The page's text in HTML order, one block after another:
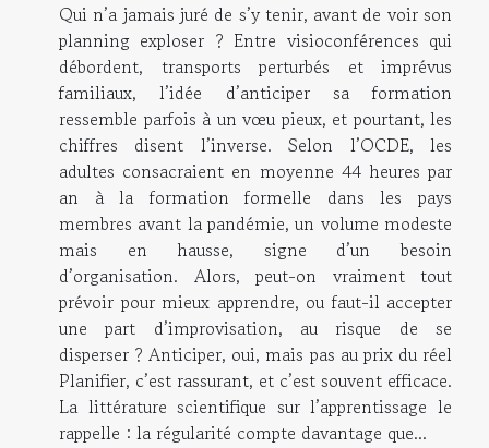
Qui n’a jamais juré de s’y tenir, avant de voir son
planning exploser ? Entre visioconférences qui
débordent, transports perturbés et imprévus
familiaux, l’idée d’anticiper sa formation
ressemble parfois à un vœu pieux, et pourtant, les
chiffres disent l’inverse. Selon l’OCDE, les
adultes consacraient en moyenne 44 heures par
an à la formation formelle dans les pays
membres avant la pandémie, un volume modeste
mais en hausse, signe d’un besoin
d’organisation. Alors, peut-on vraiment tout
prévoir pour mieux apprendre, ou faut-il accepter
une part d’improvisation, au risque de se
disperser ? Anticiper, oui, mais pas au prix du réel
Planifier, c’est rassurant, et c’est souvent efficace.
La littérature scientifique sur l’apprentissage le
rappelle : la régularité compte davantage que...